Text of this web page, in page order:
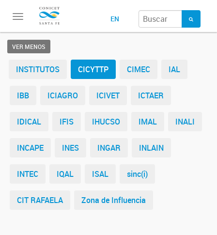
Toggle
EN
VER MENOS
INSTITUTOS CICYTTP CIMEC IAL
IBB ICIAGRO ICIVET ICTAER
IDICAL IFIS IHUCSO IMAL INALI
INCAPE INES INGAR INLAIN
INTEC IQAL ISAL sinc(i)
CIT RAFAELA Zona de Influencia